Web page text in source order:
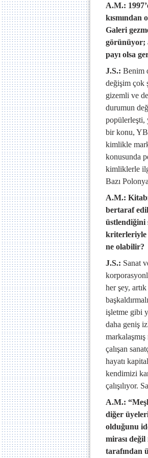
A.M.:
kısmından
Galeri
görünüyor;
payı olsa
J.S.: Benim
değişim çok
gizemli ve
durumun
popülerleşti,
bir konu,
kimlikle
konusunda
kimliklerle
Bazı
A.M.:
bertaraf
üstlendiğini
kriterleriyle
ne olabilir?
J.S.: Sanat
her şey,
işletme gibi
daha geniş
çalışan
hayatı
kendimizi
çalışılıyor.
A.M.:
diğer
olduğunu
mirası değil
tarafından